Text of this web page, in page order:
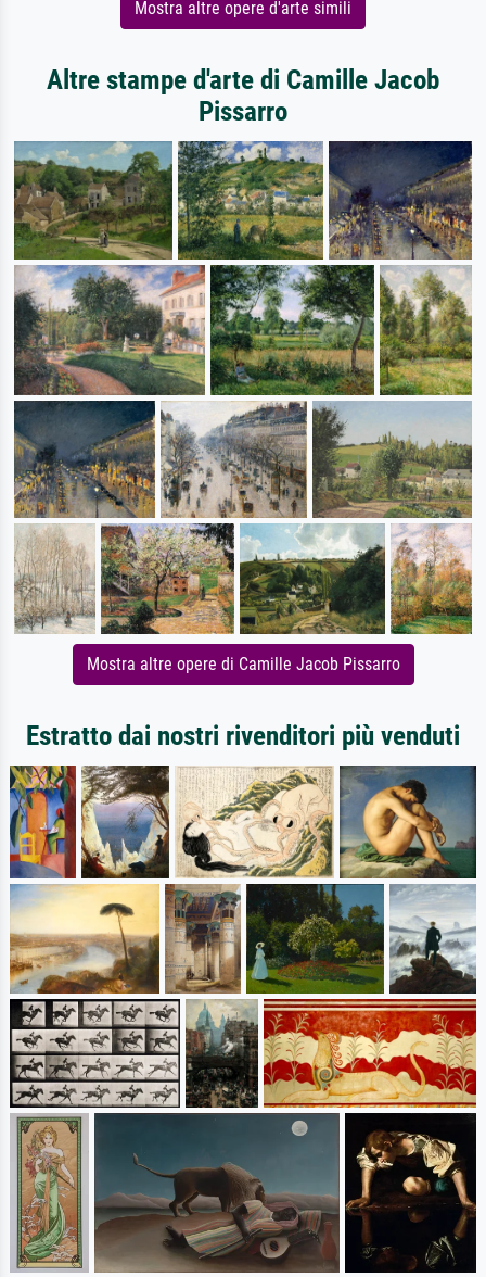
Mostra altre opere d'arte simili
Altre stampe d'arte di Camille Jacob
Pissarro
Mostra altre opere di Camille Jacob Pissarro
Estratto dai nostri rivenditori più venduti